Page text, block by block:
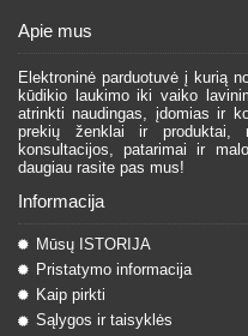
Apie mus
Elektroninė parduotuvė į kurią
kūdikio laukimo iki vaiko
atrinkti naudingas, įdomias ir
prekių ženklai ir produktai,
konsultacijos, patarimai ir
daugiau rasite pas mus!
Informacija
Mūsų ISTORIJA
Pristatymo informacija
Kaip pirkti
Sąlygos ir taisyklės